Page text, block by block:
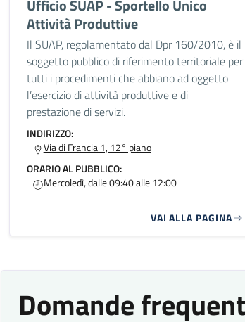
Ufficio SUAP - Sportello Unico
Attività Produttive
Il SUAP, regolamentato dal Dpr 160/2010, è il
soggetto pubblico di riferimento territoriale per
tutti i procedimenti che abbiano ad oggetto
l’esercizio di attività produttive e di
prestazione di servizi.
INDIRIZZO:
Via di Francia 1, 12° piano
ORARIO AL PUBBLICO:
Mercoledì, dalle 09:40 alle 12:00
VAI ALLA PAGINA
Domande